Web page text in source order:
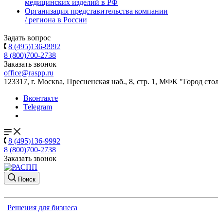
медицинских изделий в РФ
Организация представительства компании
/ региона в России
Задать вопрос
8 (495)136-9992
8 (800)700-2738
Заказать звонок
office@raspp.ru
123317, г. Москва, Пресненская наб., 8, стр. 1, МФК "Город
Вконтакте
Telegram
8 (495)136-9992
8 (800)700-2738
Заказать звонок
Поиск
Решения для бизнеса